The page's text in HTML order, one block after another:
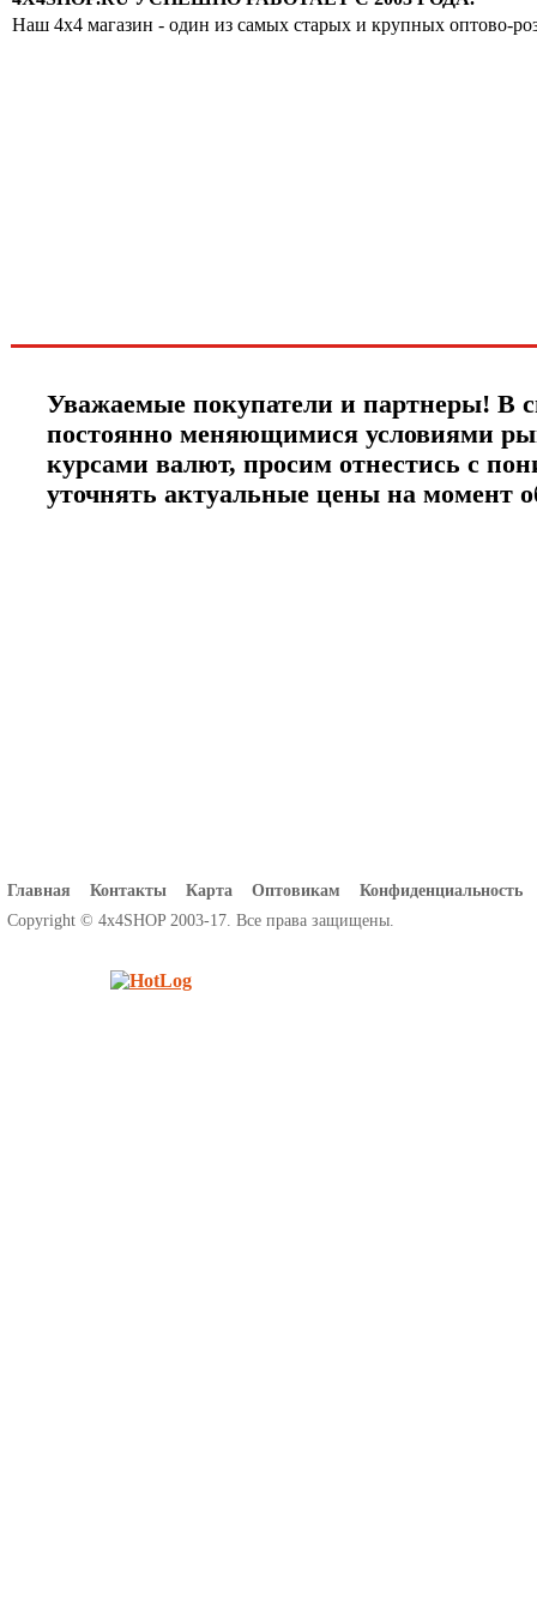
Наш 4x4 магазин - один из самых старых и крупных оптово-
Уважаемые покупатели и партнеры! В
постоянно меняющимися условиями
курсами валют, просим отнестись с
уточнять актуальные цены на момент
Главная Контакты Карта Оптовикам
Конфиденциальность
Copyright © 4x4SHOP 2003-17. Все права защищены.